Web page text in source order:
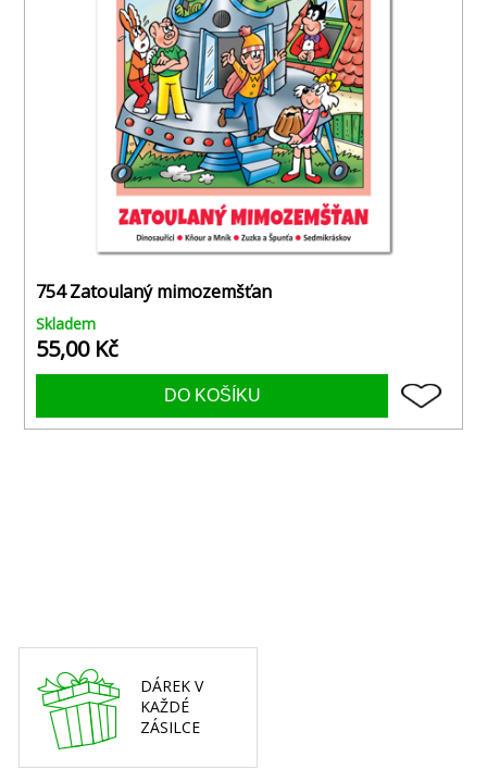
754 Zatoulaný mimozemšťan
Skladem
55,00 Kč
DÁREK V
KAŽDÉ
ZÁSILCE